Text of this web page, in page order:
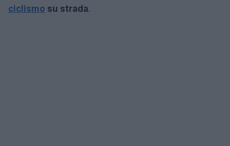
ciclismo su strada.